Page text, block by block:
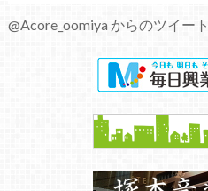
@Acore_oomiya からのツイート